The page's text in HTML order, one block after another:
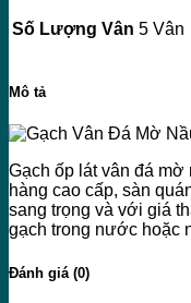
Số Lượng Vân 5 Vân
Mô tả
Gạch ốp lát vân đá
hàng cao cấp, sàn
sang trọng và với giá
gạch trong nước hoặc
Đánh giá (0)